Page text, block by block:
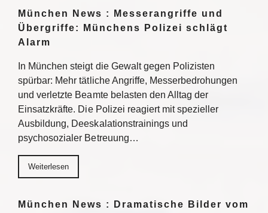
München News : Messerangriffe und
Übergriffe: Münchens Polizei schlägt
Alarm
In München steigt die Gewalt gegen Polizisten
spürbar: Mehr tätliche Angriffe, Messerbedrohungen
und verletzte Beamte belasten den Alltag der
Einsatzkräfte. Die Polizei reagiert mit spezieller
Ausbildung, Deeskalationstrainings und
psychosozialer Betreuung…
Weiterlesen
München News : Dramatische Bilder vom